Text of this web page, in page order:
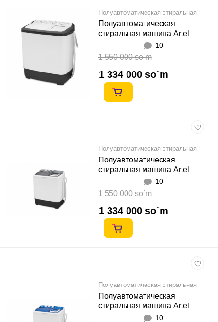
Полуавтоматическая стиральная
машина
Полуавтоматическая
стиральная машина Artel
TE60LС 6кг Кулранг
10
1 550 000 so`m
1 334 000 so`m
Полуавтоматическая стиральная
машина
Полуавтоматическая
стиральная машина Artel
TE60L Кулранг 10
1 550 000 so`m
1 334 000 so`m
Полуавтоматическая стиральная
машина
Полуавтоматическая
стиральная машина Artel
10